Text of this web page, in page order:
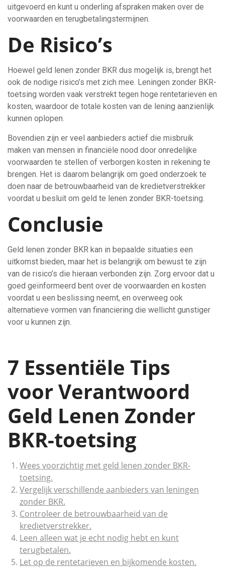
uitgevoerd en kunt u onderling afspraken maken over de
voorwaarden en terugbetalingstermijnen.
De Risico’s
Hoewel geld lenen zonder BKR dus mogelijk is, brengt het
ook de nodige risico’s met zich mee. Leningen zonder BKR-
toetsing worden vaak verstrekt tegen hoge rentetarieven en
kosten, waardoor de totale kosten van de lening aanzienlijk
kunnen oplopen.
Bovendien zijn er veel aanbieders actief die misbruik
maken van mensen in financiële nood door onredelijke
voorwaarden te stellen of verborgen kosten in rekening te
brengen. Het is daarom belangrijk om goed onderzoek te
doen naar de betrouwbaarheid van de kredietverstrekker
voordat u besluit om geld te lenen zonder BKR-toetsing.
Conclusie
Geld lenen zonder BKR kan in bepaalde situaties een
uitkomst bieden, maar het is belangrijk om bewust te zijn
van de risico’s die hieraan verbonden zijn. Zorg ervoor dat u
goed geïnformeerd bent over de voorwaarden en kosten
voordat u een beslissing neemt, en overweeg ook
alternatieve vormen van financiering die wellicht gunstiger
voor u kunnen zijn.
7 Essentiële Tips
voor Verantwoord
Geld Lenen Zonder
BKR-toetsing
Wees voorzichtig met geld lenen zonder BKR-
toetsing.
Vergelijk verschillende aanbieders van leningen
zonder BKR.
Controleer de betrouwbaarheid van de
kredietverstrekker.
Leen alleen wat je echt nodig hebt en kunt
terugbetalen.
Let op de rentetarieven en bijkomende kosten.